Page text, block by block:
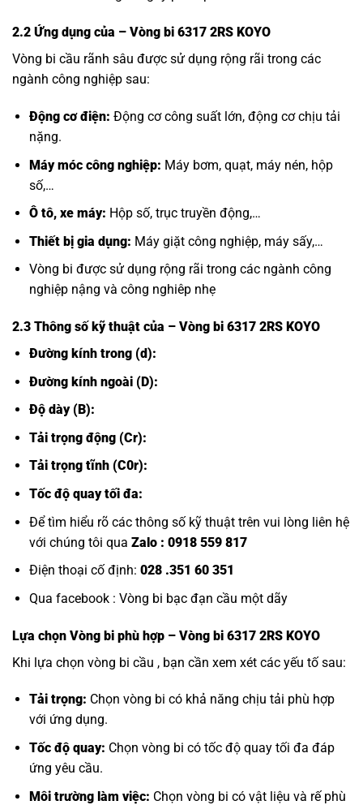
2.2 Ứng dụng của – Vòng bi 6317 2RS KOYO
Vòng bi cầu rãnh sâu được sử dụng rộng rãi trong các
ngành công nghiệp sau:
Động cơ điện: Động cơ công suất lớn, động cơ chịu tải
nặng.
Máy móc công nghiệp: Máy bơm, quạt, máy nén, hộp
số,…
Ô tô, xe máy: Hộp số, trục truyền động,…
Thiết bị gia dụng: Máy giặt công nghiệp, máy sấy,…
Vòng bi được sử dụng rộng rãi trong các ngành công
nghiệp nậng và công nghiêp nhẹ
2.3 Thông số kỹ thuật của – Vòng bi 6317 2RS KOYO
Đường kính trong (d):
Đường kính ngoài (D):
Độ dày (B):
Tải trọng động (Cr):
Tải trọng tĩnh (C0r):
Tốc độ quay tối đa:
Để tìm hiểu rõ các thông số kỹ thuật trên vui lòng liên hệ
với chúng tôi qua Zalo : 0918 559 817
Điện thoại cố định: 028 .351 60 351
Qua facebook : Vòng bi bạc đạn cầu một dãy
Lựa chọn Vòng bi phù hợp – Vòng bi 6317 2RS KOYO
Khi lựa chọn vòng bi cầu , bạn cần xem xét các yếu tố sau:
Tải trọng: Chọn vòng bi có khả năng chịu tải phù hợp
với ứng dụng.
Tốc độ quay: Chọn vòng bi có tốc độ quay tối đa đáp
ứng yêu cầu.
Môi trường làm việc: Chọn vòng bi có vật liệu và rế phù